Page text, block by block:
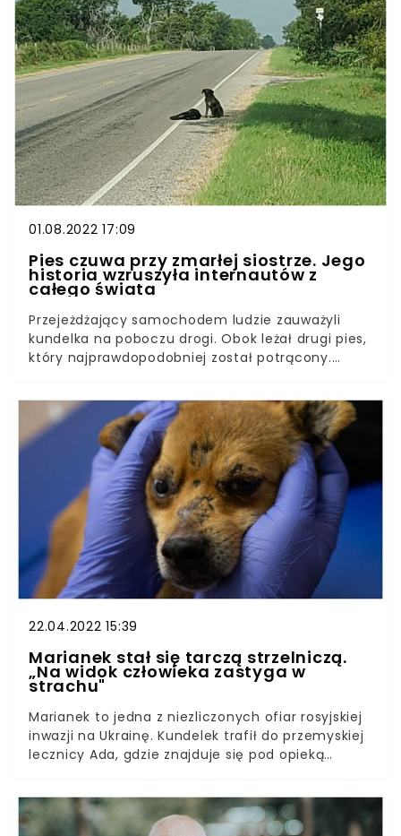
bezgranicznym zaufaniem.W wielu bałkańskich
krajach natkniemy się na rzesze bezdomnych
czworonogów. Bułgaria nie jest wyjątkiem. Jeżeli
komuś naprawdę leży na sercu los
maltretowanych i pozostawionych bez opieki
zwierząt, wycieczka do tego kraju może
kosztować go wiele nerwów i łez.
01.08.2022 17:09
Pies czuwa przy zmarłej siostrze. Jego
historia wzruszyła internautów z
całego świata
Przejeżdżający samochodem ludzie zauważyli
kundelka na poboczu drogi. Obok leżał drugi pies,
który najprawdopodobniej został potrącony.
obcymi. Psy są znane ze swojej lojalności, ale
niewielu z nas może zrozumieć, jak głęboka jest
ich oddanie względem swoich bliskich. Oto
kolejny przykład tego, dlaczego nie zasługujemy
na te wspaniałe istoty.
22.04.2022 15:39
Marianek stał się tarczą strzelniczą.
„Na widok człowieka zastyga w
strachu"
Marianek to jedna z niezliczonych ofiar rosyjskiej
inwazji na Ukrainę. Kundelek trafił do przemyskiej
lecznicy Ada, gdzie znajduje się pod opieką
jednoznacznie wskazują, że człowiek celowo
sprawił mu ból.Nastał 57. dzień wojny Rosji z
Ukrainą. Sąsiedzi zza wschodniej granicy nie